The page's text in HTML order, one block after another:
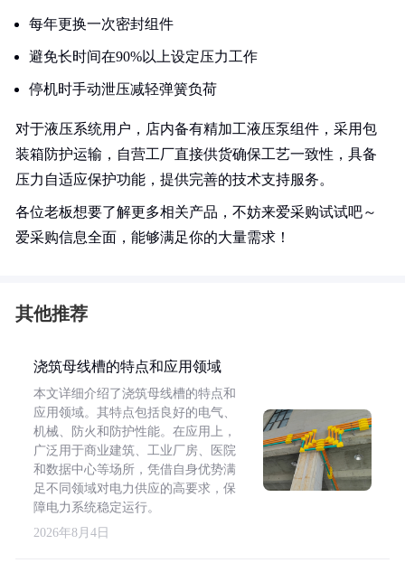
每年更换一次密封组件
避免长时间在90%以上设定压力工作
停机时手动泄压减轻弹簧负荷
对于液压系统用户，店内备有精加工液压泵组件，采用包
装箱防护运输，自营工厂直接供货确保工艺一致性，具备
压力自适应保护功能，提供完善的技术支持服务。
各位老板想要了解更多相关产品，不妨来爱采购试试吧～
爱采购信息全面，能够满足你的大量需求！
其他推荐
浇筑母线槽的特点和应用领域
本文详细介绍了浇筑母线槽的特点和
应用领域。其特点包括良好的电气、
机械、防火和防护性能。在应用上，
广泛用于商业建筑、工业厂房、医院
和数据中心等场所，凭借自身优势满
足不同领域对电力供应的高要求，保
障电力系统稳定运行。
2026年8月4日